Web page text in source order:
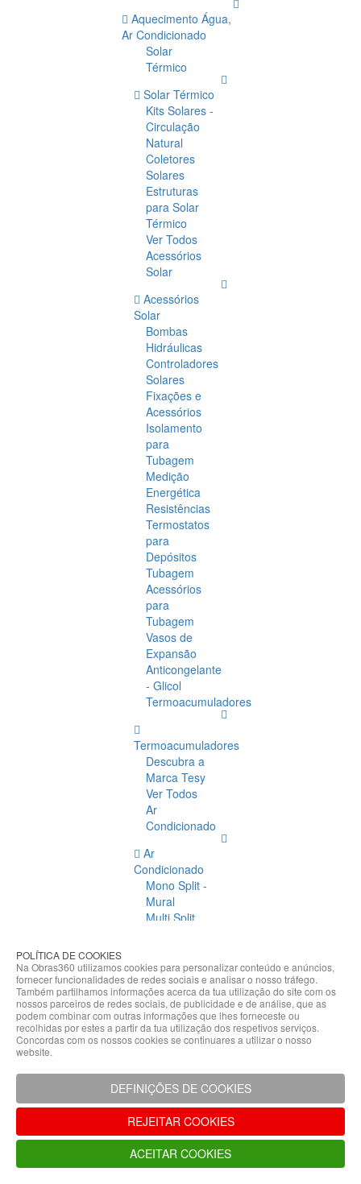
Aquecimento Água,
Ar Condicionado
Solar
Térmico
Solar Térmico
Kits Solares -
Circulação
Natural
Coletores
Solares
Estruturas
para Solar
Térmico
Ver Todos
Acessórios
Solar
Acessórios
Solar
Bombas
Hidráulicas
Controladores
Solares
Fixações e
Acessórios
Isolamento
para
Tubagem
Medição
Energética
Resistências
Termostatos
para
Depósitos
Tubagem
Acessórios
para
Tubagem
Vasos de
Expansão
Anticongelante
- Glicol
Termoacumuladores
Termoacumuladores
Descubra a
Marca Tesy
Ver Todos
Ar
Condicionado
Ar
Condicionado
Mono Split -
Mural
Multi Split
Condicionado
Acessórios
Climatização
Acessórios
Climatização
Hidráulicas
Controladores
Fixações e
Acessórios
Isolamento
para
Tubagem
POLÍTICA DE COOKIES
Na Obras360 utilizamos cookies para personalizar conteúdo e anúncios,
fornecer funcionalidades de redes sociais e analisar o nosso tráfego.
Também partilhamos informações acerca da tua utilização do site com os
nossos parceiros de redes sociais, de publicidade e de análise, que as
podem combinar com outras informações que lhes forneceste ou
recolhidas por estes a partir da tua utilização dos respetivos serviços.
Concordas com os nossos cookies se continuares a utilizar o nosso
website.
DEFINIÇÕES DE COOKIES
REJEITAR COOKIES
ACEITAR COOKIES